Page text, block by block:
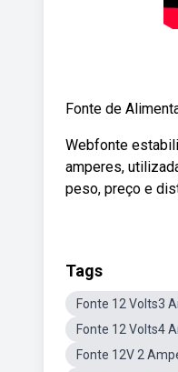
Fonte de
Webfonte
amperes,
peso, preço e
Tags
Fonte 12 Volts3
Fonte 12 Volts4
Fonte 12V 2